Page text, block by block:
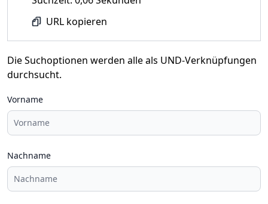
URL kopieren
Die Suchoptionen werden alle als UND-Verknüpfungen
durchsucht.
Vorname
Nachname